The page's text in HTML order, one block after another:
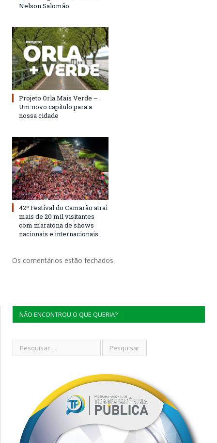
Nelson Salomão
Projeto Orla Mais Verde –
Um novo capítulo para a
nossa cidade
42º Festival do Camarão atrai
mais de 20 mil visitantes
com maratona de shows
nacionais e internacionais
Os comentários estão fechados.
NÃO ENCONTROU O QUE QUERIA?